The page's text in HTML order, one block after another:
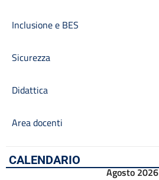
Inclusione e BES
Sicurezza
Didattica
Area docenti
CALENDARIO
Agosto 2026